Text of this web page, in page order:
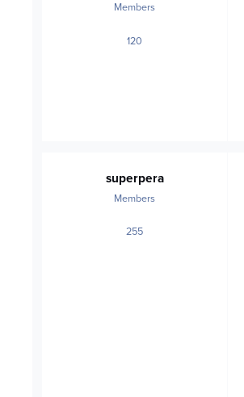
Members
120posts
superpera
Members
255posts